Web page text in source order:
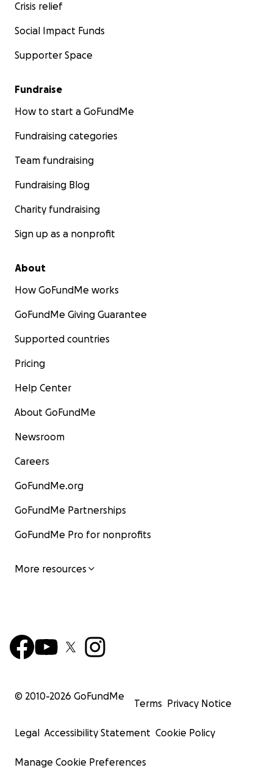
Crisis relief
Social Impact Funds
Supporter Space
Fundraise
How to start a GoFundMe
Fundraising categories
Team fundraising
Fundraising Blog
Charity fundraising
Sign up as a nonprofit
About
How GoFundMe works
GoFundMe Giving Guarantee
Supported countries
Pricing
Help Center
About GoFundMe
Newsroom
Careers
GoFundMe.org
GoFundMe Partnerships
GoFundMe Pro for nonprofits
More resources
© 2010-2026 GoFundMe
Terms Privacy Notice
Legal Accessibility Statement Cookie Policy
Manage Cookie Preferences